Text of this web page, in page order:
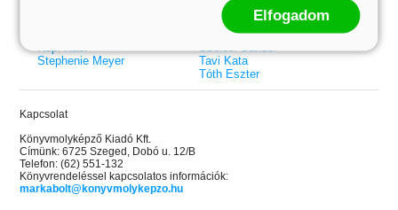
Rupi Kaur
Stephenie Meyer
Rácz-Stefán Tibor
Róbert Katalin
Spirit Bliss
Szélesi Sándor
Tavi Kata
Tóth Eszter
Kapcsolat
Könyvmolyképző Kiadó Kft.
Címünk: 6725 Szeged, Dobó u. 12/B
Telefon: (62) 551-132
Könyvrendeléssel kapcsolatos információk:
markabolt@konyvmolykepzo.hu
Elfogadom